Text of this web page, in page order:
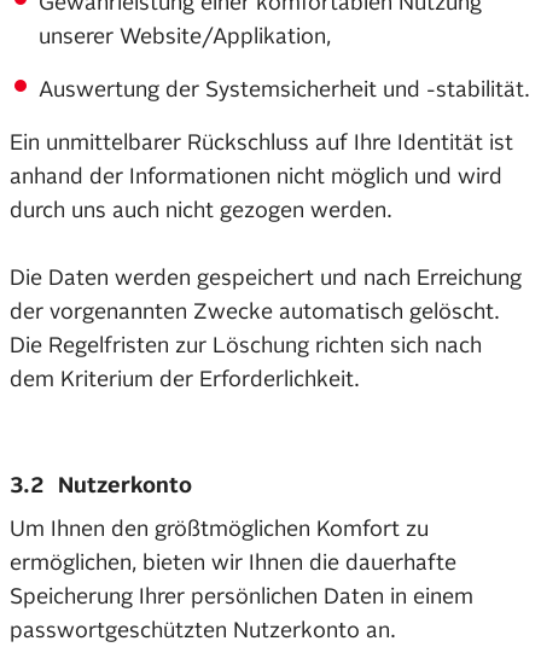
unserer Website/Applikation,
Auswertung der Systemsicherheit und -stabilität.
Ein unmittelbarer Rückschluss auf Ihre Identität ist
anhand der Informationen nicht möglich und wird
durch uns auch nicht gezogen werden.
Die Daten werden gespeichert und nach Erreichung
der vorgenannten Zwecke automatisch gelöscht.
Die Regelfristen zur Löschung richten sich nach
dem Kriterium der Erforderlichkeit.
3.2 Nutzerkonto
Um Ihnen den größtmöglichen Komfort zu
ermöglichen, bieten wir Ihnen die dauerhafte
Speicherung Ihrer persönlichen Daten in einem
passwortgeschützten Nutzerkonto an.